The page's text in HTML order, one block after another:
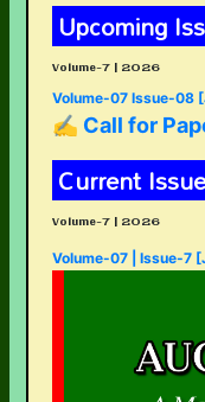
Upcoming
Volume-7 | 2026
Volume-07 Issue-08
✍ Call for
Current Issue
Volume-7 | 2026
Volume-07 | Issue-7